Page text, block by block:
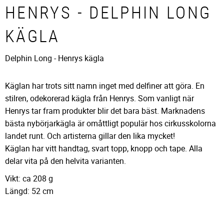
HENRYS - DELPHIN LONG
KÄGLA
Delphin Long - Henrys kägla
Käglan har trots sitt namn inget med delfiner att göra. En
stilren, odekorerad kägla från Henrys. Som vanligt när
Henrys tar fram produkter blir det bara bäst. Marknadens
bästa nybörjarkägla är omåttligt populär hos cirkusskolorna
landet runt. Och artisterna gillar den lika mycket!
Käglan har vitt handtag, svart topp, knopp och tape. Alla
delar vita på den helvita varianten.
Vikt: ca 208 g
Längd: 52 cm